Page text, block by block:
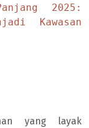
2025:
Kawasan
yang layak